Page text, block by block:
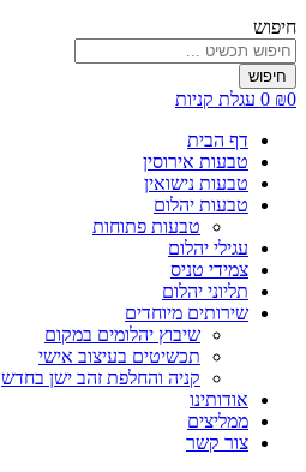
חיפוש
חיפוש
₪0
0 עגלת קניות
דף הבית
טבעות אירוסין
טבעות נישואין
טבעות יהלום
טבעות פתוחות
עגילי יהלום
צמידי טניס
תליוני יהלום
שירותים מיוחדים
שיבוץ יהלומים במקום
תכשיטים בעיצוב אישי
קניה והחלפת זהב ישן בחדש
אודותינו
ממליצים
צור קשר